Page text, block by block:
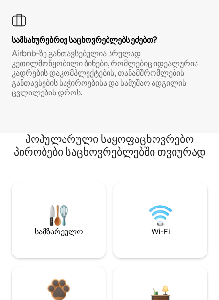
სამსახურებრივ საცხოვრებლებს ეძებთ?
Airbnb‑ზე განთავსებულია სრულად
კეთილმოწყობილი ბინები, რომლებიც იდეალურია
კადრების დაკომპლექტების, თანამშრომლების
განთავსების საჭიროებისა და სამუშაო ადგილის
ცვლილების დროს.
პოპულარული საყოფაცხოვრებო
პირობები საცხოვრებლებში თვიურად
სამზარეულო Wi-Fi